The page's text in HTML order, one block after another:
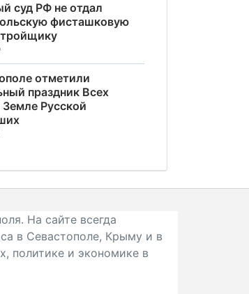
суд РФ не отдал
фисташковую
отметили
праздник Всех
Русской
На сайте всегда
в Севастополе, Крыму и в
политике и экономике в